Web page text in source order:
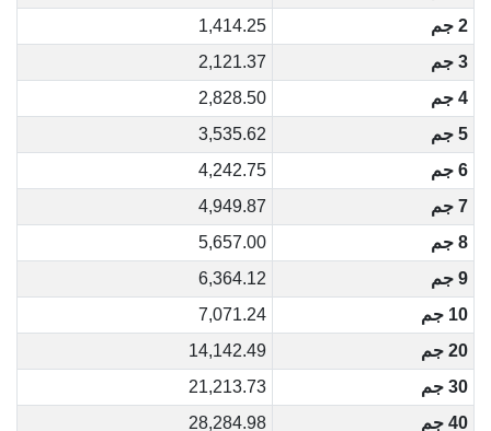
2 جم
1,414.25
3 جم
2,121.37
4 جم
2,828.50
5 جم
3,535.62
6 جم
4,242.75
7 جم
4,949.87
8 جم
5,657.00
9 جم
6,364.12
10 جم
7,071.24
20 جم
14,142.49
30 جم
21,213.73
40 جم
28,284.98